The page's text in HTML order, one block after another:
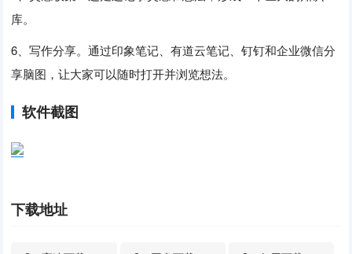
库。
6、写作分享。通过印象笔记、有道云笔记、钉钉和企业微信分
享脑图，让大家可以随时打开并浏览想法。
软件截图
下载地址